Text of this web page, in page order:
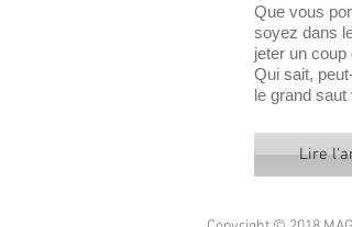
Que vous
soyez dans
jeter un
Qui sait,
le grand
Lire